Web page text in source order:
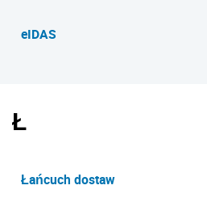
eIDAS
Ł
Łańcuch dostaw